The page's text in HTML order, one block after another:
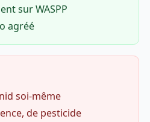
sur WASPP
agréé
soi-même
de pesticide